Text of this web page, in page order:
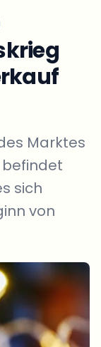
Marktes
sich
von